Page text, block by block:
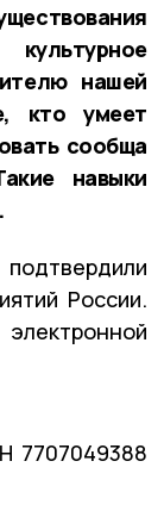
нашей
кто умеет
сообща
навыки
России.
7707049388